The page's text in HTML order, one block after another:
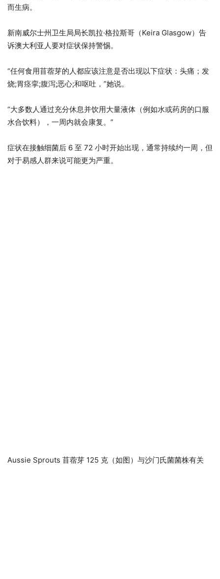
而生病。
新南威尔士州卫生局局长凯拉·格拉斯哥（Keira Glasgow）告
诉澳大利亚人要对症状保持警惕。
“任何食用苜蓿芽的人都应该注意是否出现以下症状：头痛；发
烧;胃痉挛;腹泻;恶心;和呕吐，”她说。
“大多数人通过充分休息并饮用大量液体（例如水或药房的口服
水合饮料），一周内就会康复。”
症状在接触细菌后 6 至 72 小时开始出现，通常持续约一周，但
对于易感人群来说可能更为严重。
Aussie Sprouts 苜蓿芽 125 克（如图）与沙门氏菌菌株有关